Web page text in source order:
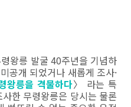
왕릉 발굴 40주년을 기념하
공개 되었거나 새롭게 조사·
왕릉을 격물하다〉 라는 특
한 무령왕릉은 당시는 물론